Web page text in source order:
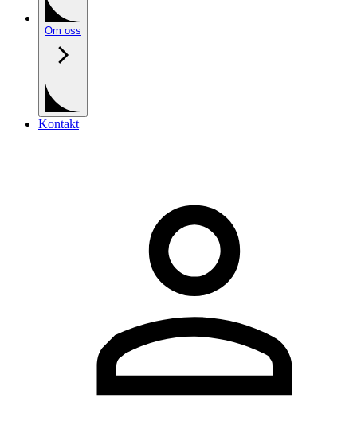
Om oss
Kontakt